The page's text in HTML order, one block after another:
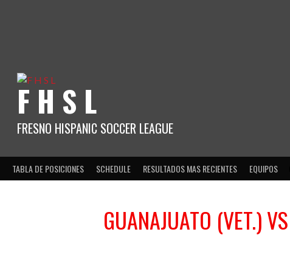
F H S L
FRESNO HISPANIC SOCCER LEAGUE
TABLA DE POSICIONES SCHEDULE RESULTADOS MAS RECIENTES EQUIPOS
GUANAJUATO (VET.)VS